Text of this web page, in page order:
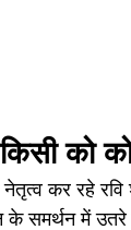
को
कर रहे
में उतरे